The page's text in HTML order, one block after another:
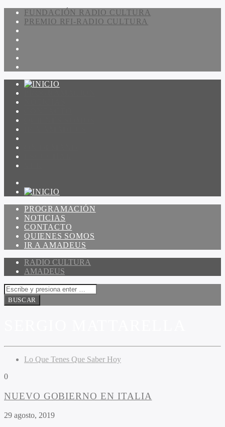
FUNDACIÓN RADIO CULTURA
PREMIO RFI-RADIO CULTURA
PROGRAMACIÓN
NOTICIAS
CONTACTO
QUIENES SOMOS
IR A AMADEUS
RADIO CULTURA
AMADEUS
Lo Que Tenes Que Saber Hoy
0
NUEVO GOBIERNO EN ITALIA
29 agosto, 2019